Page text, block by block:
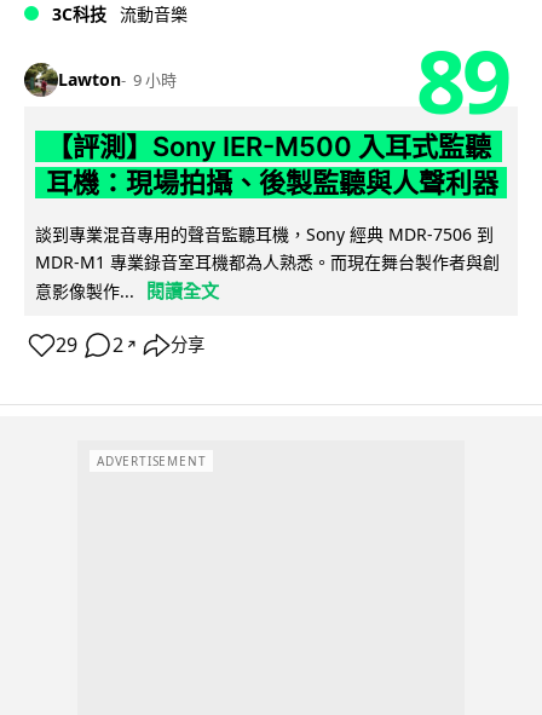
3C科技 流動音樂
Lawton 9 小時 89
【評測】Sony IER-M500 入耳式監聽
耳機：現場拍攝、後製監聽與人聲利器
談到專業混音專用的聲音監聽耳機，Sony 經典 MDR-7506 到
MDR-M1 專業錄音室耳機都為人熟悉。而現在舞台製作者與創
意影像製作...
閱讀全文
29 2 ↗ 分享
ADVERTISEMENT